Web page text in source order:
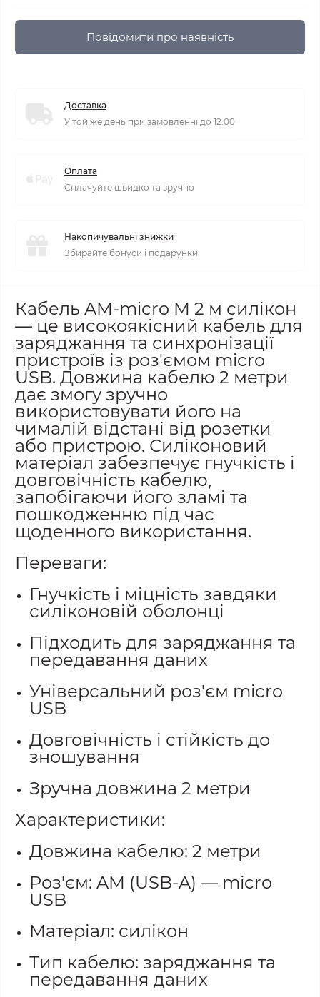
Повідомити про наявність
Доставка
У той же день при замовленні до 12:00
Оплата
Сплачуйте швидко та зручно
Накопичувальні знижки
Збирайте бонуси і подарунки
Кабель AM-micro M 2 м силікон
— це високоякісний кабель для
заряджання та синхронізації
пристроїв із роз'ємом micro
USB. Довжина кабелю 2 метри
дає змогу зручно
використовувати його на
чималій відстані від розетки
або пристрою. Силіконовий
матеріал забезпечує гнучкість і
довговічність кабелю,
запобігаючи його зламі та
пошкодженню під час
щоденного використання.
Переваги:
Гнучкість і міцність завдяки
силіконовій оболонці
Підходить для заряджання та
передавання даних
Універсальний роз'єм micro
USB
Довговічність і стійкість до
зношування
Зручна довжина 2 метри
Характеристики:
Довжина кабелю: 2 метри
Роз'єм: AM (USB-A) — micro
USB
Матеріал: силікон
Тип кабелю: заряджання та
передавання даних